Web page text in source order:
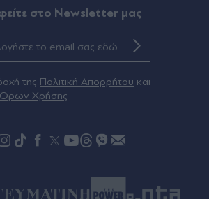
τιμής: Δεν θα ησυχάσει η
ο Ινφαντίνο από την προεδρία
της SpaceX όταν
Σελήνη - Εικόνες πριν και μετά
στο Newsletter μας
της Πολιτική Απορρήτου και
Όρων Χρήσης